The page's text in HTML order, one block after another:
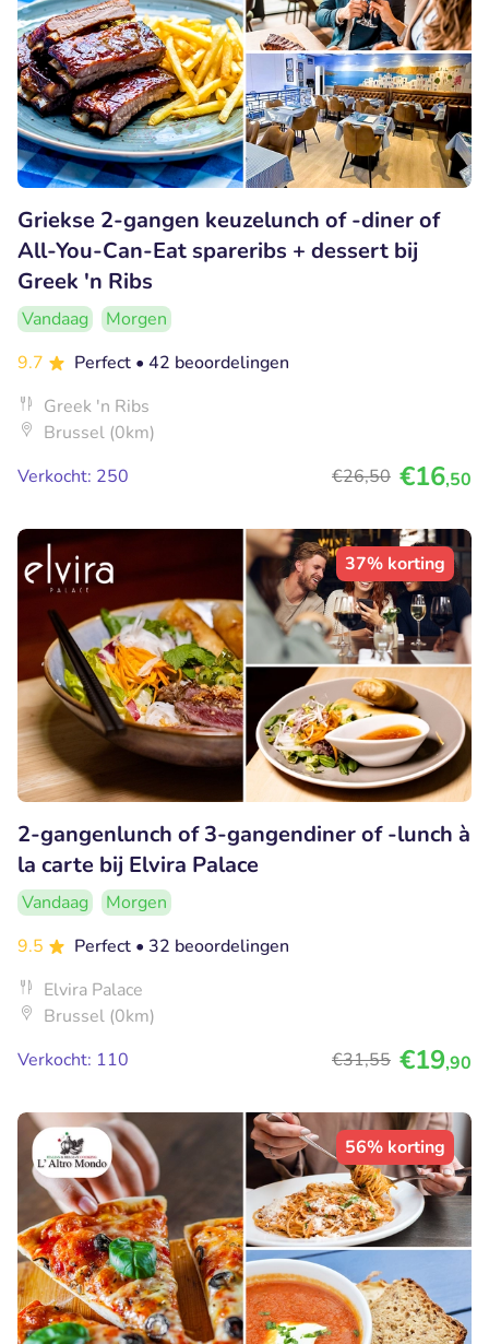
Griekse 2-gangen keuzelunch of -diner of
All-You-Can-Eat spareribs + dessert bij
Greek 'n Ribs
Vandaag
Morgen
9.7
Perfect • 42 beoordelingen
Greek 'n Ribs
Brussel (0km)
Verkocht: 250
€26,50 €16,50
37% korting
2-gangenlunch of 3-gangendiner of -lunch à
la carte bij Elvira Palace
Vandaag
Morgen
9.5
Perfect • 32 beoordelingen
Elvira Palace
Brussel (0km)
Verkocht: 110
€31,55 €19,90
56% korting